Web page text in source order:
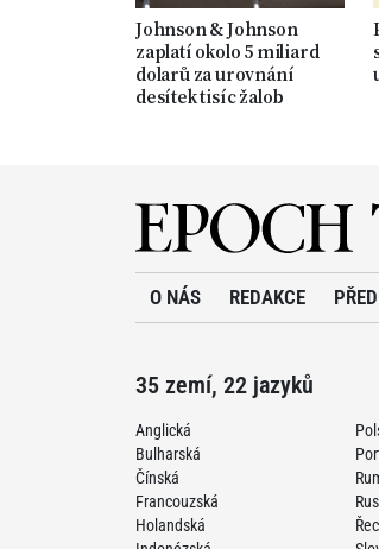
Johnson & Johnson
zaplatí okolo 5 miliard
dolarů za urovnání
desítek tisíc žalob
O NÁS REDAKCE
35 zemí, 22 jazyků
Anglická
Bulharská
Čínská
Francouzská
Holandská